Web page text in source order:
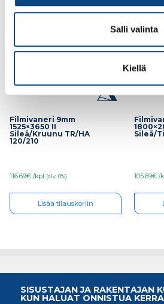
Salli valinta
Kiellä
Filmivaneri 9mm
1525×3650 II
Sileä/Kruunu TR/HA
120/210
116.69€ /kpl (alv. 0%)
Lisää tilauskoriin
Sileä/
105.69€ /
SISUSTAJAN JA RAKENTAJAN
KUN HALUAT ONNISTUA